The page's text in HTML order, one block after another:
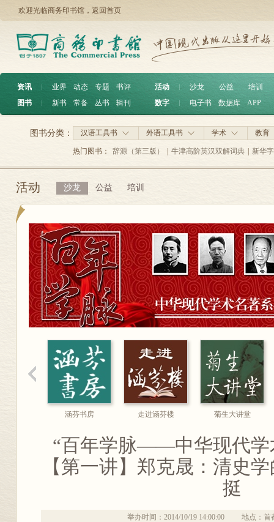
欢迎光临商务印书馆， 返回首页
资讯 ︱ 业界 动态 专题
书评
图书
︱ 新书 常备 丛书 辑刊
活动 沙龙 公益
培训
数字
电子书 数据库 APP
汉语工具书 外语工具书 学术 教育
图书分类：
热门图书： 辞源（第三版） 牛津高阶英汉双解词典 新华
活动 沙龙 公益 培训
涵芬书房 走进涵芬楼 菊生大讲堂
“百年学脉——中华现代学
【第一讲】郑克晟：清史
挺
举办时间：2014/10/19 14:00:00 地点：首